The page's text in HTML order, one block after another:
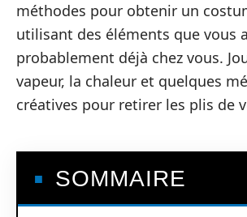
méthodes pour obtenir un
utilisant des éléments que vous
probablement déjà chez vous.
vapeur, la chaleur et quelques
créatives pour retirer les plis de
SOMMAIRE